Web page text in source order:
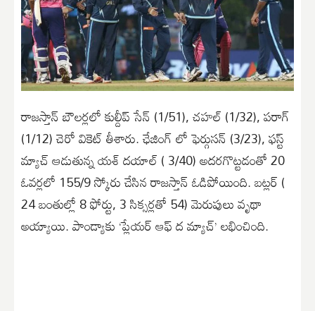
రాజస్తాన్ బౌలర్లలో కుల్దీప్ సేన్ (1/51), చహల్ (1/32), పరాగ్
(1/12) చెరో వికెట్ తీశారు. ఛేజింగ్ లో ఫెర్గుసన్ (3/23), ఫస్ట్
మ్యాచ్ ఆడుతున్న యశ్ దయాల్ ( 3/40) అదరగొట్టడంతో 20
ఓవర్లలో 155/9 స్కోరు చేసిన రాజస్తాన్ ఓడిపోయింది. బట్లర్ (
24 బంతుల్లో 8 ఫోర్టు, 3 సిక్సర్లతో 54) మెరుపులు వృథా
అయ్యాయి. పాండ్యాకు ‘ప్లేయర్ ఆఫ్ ద మ్యాచ్’ లభించింది.